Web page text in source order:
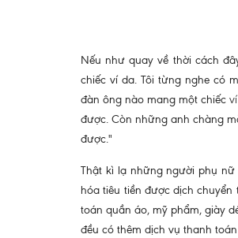
Nếu như quay về thời cách
chiếc ví da. Tôi từng nghe có
đàn ông nào mang một chiếc
được. Còn những anh chàng
được."
Thật kì lạ những người phụ
hóa tiêu tiền được dịch
toán quần áo, mỹ phẩm, giày
đều có thêm dịch vụ thanh